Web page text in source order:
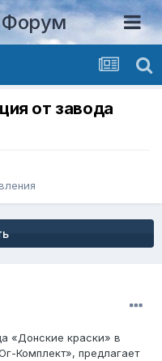
Форум
от завода
«Донские краски» в
Комплект», предлагает